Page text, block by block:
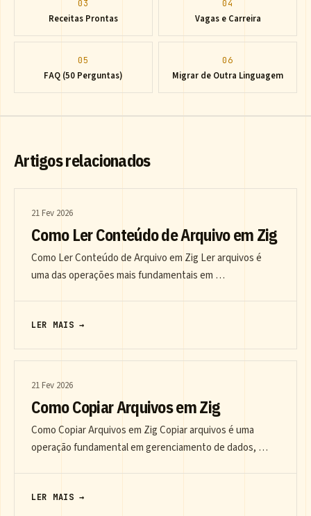
03
Receitas Prontas
04
Vagas e Carreira
05
FAQ (50 Perguntas)
06
Migrar de Outra Linguagem
Artigos relacionados
21 Fev 2026
Como Ler Conteúdo de Arquivo em Zig
Como Ler Conteúdo de Arquivo em Zig Ler arquivos é
uma das operações mais fundamentais em …
LER MAIS →
21 Fev 2026
Como Copiar Arquivos em Zig
Como Copiar Arquivos em Zig Copiar arquivos é uma
operação fundamental em gerenciamento de dados, …
LER MAIS →